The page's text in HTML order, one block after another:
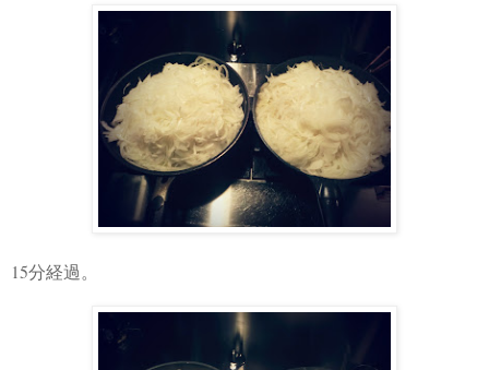
15分経過。